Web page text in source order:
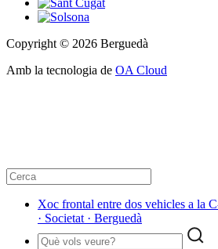
Copyright © 2026 Berguedà
Amb la tecnologia de OA Cloud
Xoc frontal entre dos vehicles a la
· Societat · Berguedà